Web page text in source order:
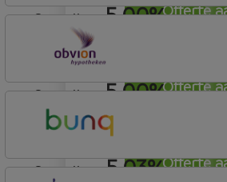
Offerte
5,00%
Offerte
aflosvrij
5,00%
Offerte
Rabobank Spaarbank
Basisvoorwaarden
aflosvrij
5,03%
Woon Hypotheek
aflosvrij